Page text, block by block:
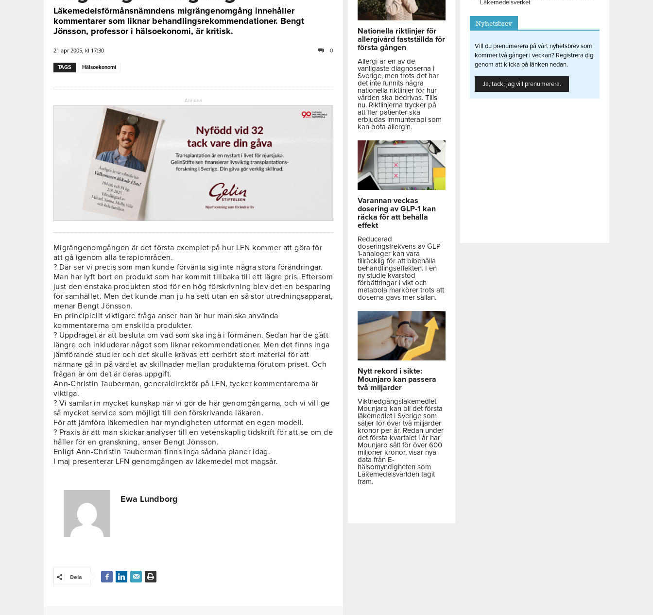
Läkemedelsförmånsnämndens migrängenomgång innehåller
kommentarer som liknar behandlingsrekommendationer. Bengt
Jönsson, professor i hälsoekonomi, är kritisk.
21 apr 2005, kl 17:30 0
TAGS Hälsoekonomi
Annons
Migrängenomgången är det första exemplet på hur LFN kommer att göra för
att gå igenom alla terapiområden.
? Där ser vi precis som man kunde förvänta sig inte några stora förändringar.
Man har lyft bort en produkt som har kommit tillbaka till ett lägre pris. Eftersom
just den enstaka produkten stod för en hög förskrivning blev det en besparing
för samhället. Men det kunde man ju ha sett utan en så stor utredningsapparat,
menar Bengt Jönsson.
En principiellt viktigare fråga anser han är hur man ska använda
kommentarerna om enskilda produkter.
? Uppdraget är att besluta om vad som ska ingå i förmånen. Sedan har de gått
längre och inkluderar något som liknar rekommendationer. Men det finns inga
jämförande studier och det skulle krävas ett oerhört stort material för att
närmare gå in på värdet av skillnader mellan produkterna förutom priset. Och
frågan är om det är deras uppgift.
Ann-Christin Tauberman, generaldirektör på LFN, tycker kommentarerna är
viktiga.
? Vi samlar in mycket kunskap när vi gör de här genomgångarna, och vi vill ge
så mycket service som möjligt till den förskrivande läkaren.
För att jämföra läkemedlen har myndigheten utformat en egen modell.
? Praxis är att man skickar analyser till en vetenskaplig tidskrift för att se om de
håller för en granskning, anser Bengt Jönsson.
Enligt Ann-Christin Tauberman finns inga sådana planer idag.
I maj presenterar LFN genomgången av läkemedel mot magsår.
Ewa Lundborg
Dela
Nationella riktlinjer för
allergivård fastställda för
första gången
Allergi är en av de
vanligaste diagnoserna i
Sverige, men trots det har
det inte funnits några
nationella riktlinjer för hur
vården ska bedrivas. Tills
nu. Riktlinjerna trycker på
att fler patienter ska
erbjudas immunterapi som
kan bota allergin.
Varannan veckas
dosering av GLP-1 kan
räcka för att behålla
effekt
Reducerad
doseringsfrekvens av GLP-
1-analoger kan vara
tillräcklig för att bibehålla
behandlingseffekten. I en
ny studie kvarstod
förbättringar i vikt och
metabola markörer trots att
doserna gavs mer sällan.
Nytt rekord i sikte:
Mounjaro kan passera
två miljarder
Viktnedgångsläkemedlet
Mounjaro kan bli det första
läkemedlet i Sverige som
säljer för över två miljarder
kronor per år. Redan under
det första kvartalet i år har
Mounjaro sålt för över 600
miljoner kronor, visar nya
data från E-
hälsomyndigheten som
Läkemedelsvärlden tagit
fram.
Läkemedelsverket
Nyhetsbrev
Vill du prenumerera på vårt nyhetsbrev som
kommer två gånger i veckan? Registrera dig
genom att klicka på länken nedan.
Ja, tack, jag vill prenumerera.